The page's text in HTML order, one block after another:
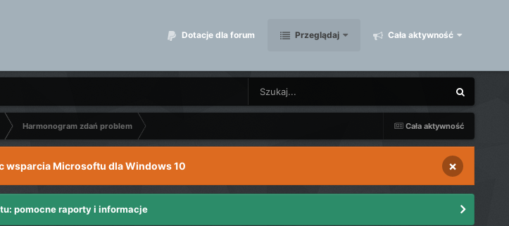
Dotacje dla forum Przeglądaj Cała aktywność
Cała aktywność
Harmonogram zdań problem
wsparcia Microsoftu dla Windows 10 ×
pomocne raporty i informacje